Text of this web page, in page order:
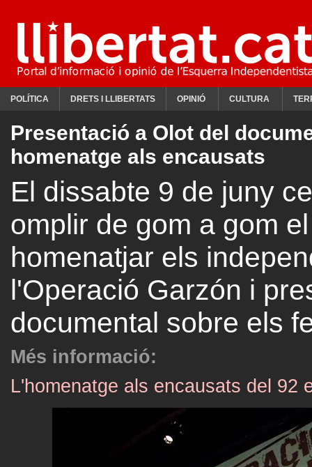
POLÍTICA DRETS I LLIBERTATS OPINIÓ CULTURA
Presentació a Olot del
homenatge als encausats
El dissabte 9 de juny
omplir de gom a gom
homenatjar els
l'Operació Garzón i
documental sobre els
Més informació:
L'homenatge als encausats del 92